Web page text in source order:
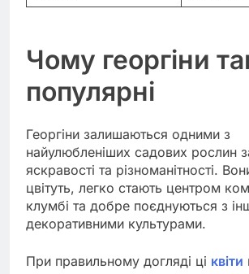
Чому георгіни
популярні
Георгіни залишаються одними з
найулюбленіших садових рослин
яскравості та різноманітності.
цвітуть, легко стають центром
клумбі та добре поєднуються з
декоративними культурами.
При правильному догляді ці квіти